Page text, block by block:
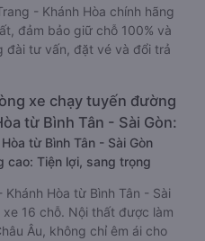
- Khánh Hòa chính hãng
đảm bảo giữ chỗ 100% và
đài tư vấn, đặt vé và đổi trả
xe chạy tuyến đường
từ Bình Tân - Sài Gòn:
từ Bình Tân - Sài Gòn
cao: Tiện lợi, sang trọng
Hòa từ Bình Tân - Sài
16 chỗ. Nội thất được làm
Âu, không chỉ êm ái cho